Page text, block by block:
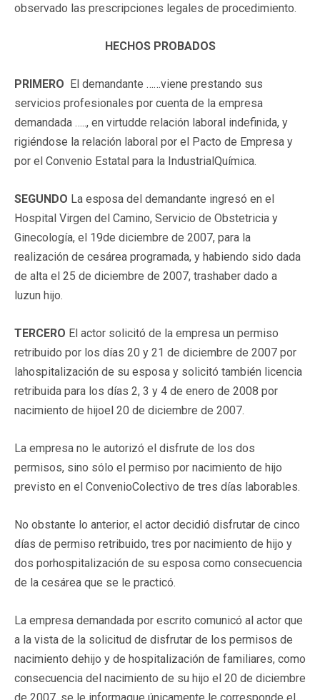
observado las prescripciones legales de procedimiento.
HECHOS PROBADOS
PRIMERO El demandante ……viene prestando sus
servicios profesionales por cuenta de la empresa
demandada ….., en virtudde relación laboral indefinida, y
rigiéndose la relación laboral por el Pacto de Empresa y
por el Convenio Estatal para la IndustrialQuímica.
SEGUNDO La esposa del demandante ingresó en el
Hospital Virgen del Camino, Servicio de Obstetricia y
Ginecología, el 19de diciembre de 2007, para la
realización de cesárea programada, y habiendo sido dada
de alta el 25 de diciembre de 2007, trashaber dado a
luzun hijo.
TERCERO El actor solicitó de la empresa un permiso
retribuido por los días 20 y 21 de diciembre de 2007 por
lahospitalización de su esposa y solicitó también licencia
retribuida para los días 2, 3 y 4 de enero de 2008 por
nacimiento de hijoel 20 de diciembre de 2007.
La empresa no le autorizó el disfrute de los dos
permisos, sino sólo el permiso por nacimiento de hijo
previsto en el ConvenioColectivo de tres días laborables.
No obstante lo anterior, el actor decidió disfrutar de cinco
días de permiso retribuido, tres por nacimiento de hijo y
dos porhospitalización de su esposa como consecuencia
de la cesárea que se le practicó.
La empresa demandada por escrito comunicó al actor que
a la vista de la solicitud de disfrutar de los permisos de
nacimiento dehijo y de hospitalización de familiares, como
consecuencia del nacimiento de su hijo el 20 de diciembre